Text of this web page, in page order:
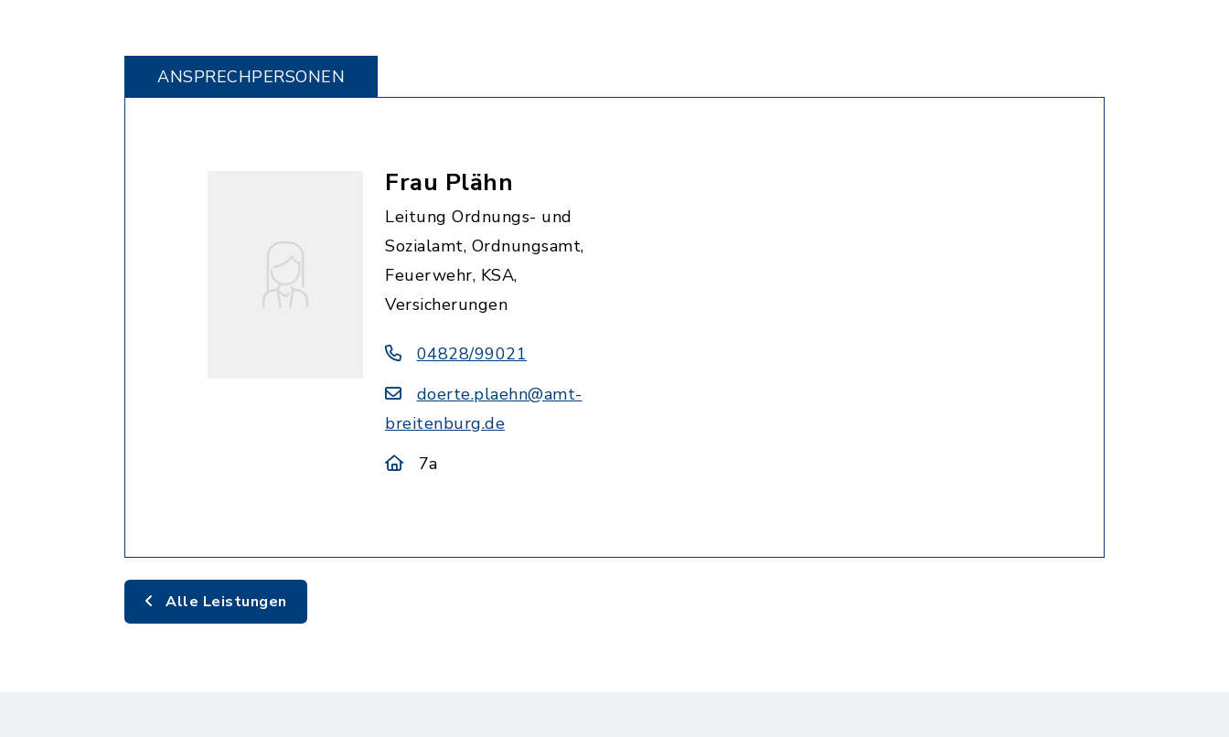
ANSPRECHPERSONEN
Frau Plähn
Leitung Ordnungs- und
Sozialamt, Ordnungsamt,
Feuerwehr, KSA,
Versicherungen
04828/99021
doerte.plaehn@amt-
breitenburg.de
7a
Alle Leistungen